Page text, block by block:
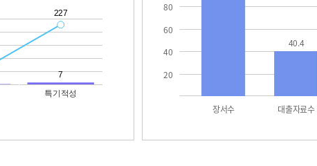
20
40
60
80
장서수 대출자료수
40.4